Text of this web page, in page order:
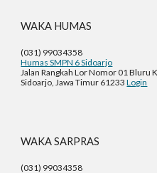
WAKA HUMAS
(031) 99034358
Humas SMPN 6 Sidoarjo
Jalan Rangkah Lor Nomor 01 Bluru
Sidoarjo, Jawa Timur 61233 Login
WAKASARPRAS
(031) 99034358